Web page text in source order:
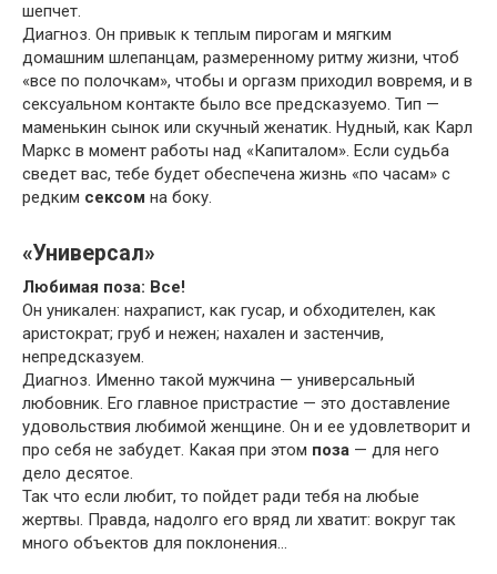
шепчет.
Диагноз. Он привык к теплым пирогам и мягким
домашним шлепанцам, размеренному ритму жизни, чтоб
«все по полочкам», чтобы и оргазм приходил вовремя, и в
сексуальном контакте было все предсказуемо. Тип —
маменькин сынок или скучный женатик. Нудный, как Карл
Маркс в момент работы над «Капиталом». Если судьба
сведет вас, тебе будет обеспечена жизнь «по часам» с
редким сексом на боку.
«Универсал»
Любимая поза: Все!
Он уникален: нахрапист, как гусар, и обходителен, как
аристократ; груб и нежен; нахален и застенчив,
непредсказуем.
Диагноз. Именно такой мужчина — универсальный
любовник. Его главное пристрастие — это доставление
удовольствия любимой женщине. Он и ее удовлетворит и
про себя не забудет. Какая при этом поза — для него
дело десятое.
Так что если любит, то пойдет ради тебя на любые
жертвы. Правда, надолго его вряд ли хватит: вокруг так
много объектов для поклонения…